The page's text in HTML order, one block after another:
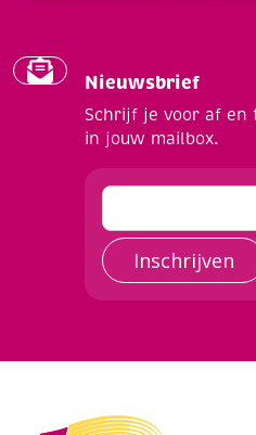
Nieuwsbrief
Schrijf je voor af en
in jouw mailbox.
Inschrijven